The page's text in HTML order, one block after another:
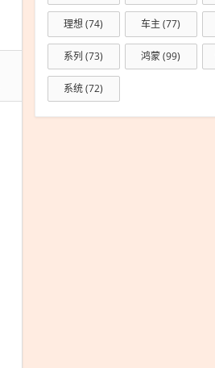
理想(74) 车主 (77)
系列 (73) 鸿蒙(99)
系统(72)